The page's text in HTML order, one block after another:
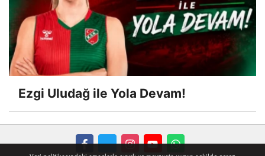
Ezgi Uludağ ile Yola Devam!